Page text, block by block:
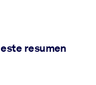
resumen